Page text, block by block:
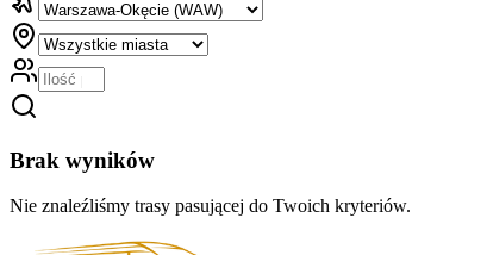
Brak wyników
Nie znaleźliśmy trasy pasującej do Twoich kryteriów.